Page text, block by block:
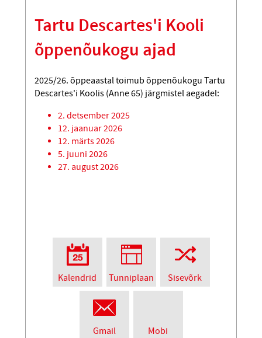
Tartu Descartes'i Kooli
õppenõukogu ajad
2025/26. õppeaastal toimub õppenõukogu Tartu
Descartes'i Koolis (Anne 65) järgmistel aegadel:
2. detsember 2025
12. jaanuar 2026
12. märts 2026
5. juuni 2026
27. august 2026
Kalendrid Tunniplaan Sisevõrk
Gmail Mobi